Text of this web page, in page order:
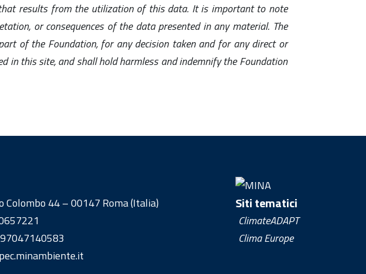
results from the utilization of this data. It is important to note
or consequences of the data presented in any material. The
of the Foundation, for any decision taken and for any direct or
this site, and shall hold harmless and indemnify the Foundation
Colombo 44 – 00147 Roma (Italia)
Siti tematici
ClimateADAPT
Clima Europe